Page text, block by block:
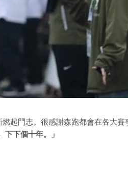
起鬥志。很感謝森跑都會在各大
下下個十年。」